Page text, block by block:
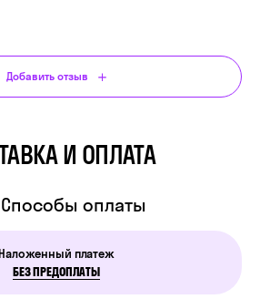
Добавить отзыв
И ОПЛАТА
Способы оплаты
платеж
БЕЗ ПРЕДОПЛАТЫ